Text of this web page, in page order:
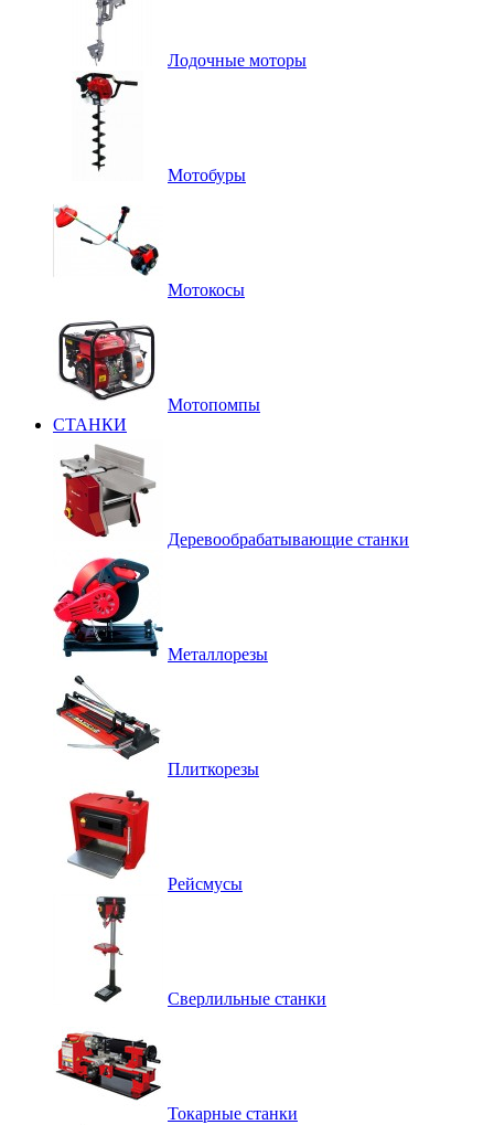
Лодочные моторы
Мотобуры
Мотокосы
Мотопомпы
СТАНКИ
Деревообрабатывающие станки
Металлорезы
Плиткорезы
Рейсмусы
Сверлильные станки
Токарные станки